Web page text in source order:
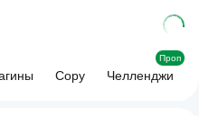
Copy Челленджи
Проп